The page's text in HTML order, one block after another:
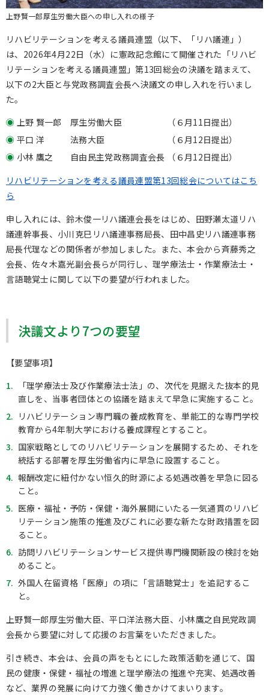
上野賢一郎厚生労働大臣への申し入れの様子
リハビリテーションを考える議員連盟（以下、「リハ議連」）
は、 2026年4月22日（水）に憲政記念館にて開催された「リハビ
リテーションを考える議員連盟」第13回総会の決議を踏まえて、
以下の2大臣と与党政務調査会長へ決議文の申し入れを行いまし
た。
上野 賢一郎 厚生労働大臣 （６月11日提出）
平口 洋 法務大臣 （６月12日提出）
小林 鷹之 自由民主党政務調査会長 （６月12日提出）
リハビリテーションを考える議員連盟第13回総会についてはこち
ら
申し入れには、鈴木俊一リハ議連会長をはじめ、田野瀬太道リハ
議連幹事長、小川克巳リハ議連事務局長、田中昌史リハ議連事務
局長代理などの関係者が参加しました。また、本会から斉藤秀之
会長、佐々木嘉光副会長らが同行し、理学療法士・作業療法士・
言語聴覚士に関して以下の要望が行われました。
決議文より7つの要望
【要望事項】
1.
「理学療法士及び作業療法士法」の、次代を見据えた抜本的見
直しを、当事者団体との協議を踏まえて早急に実施すること。
2. リハビリテーション専門職の養成教育を、単能工的な専門学校
教育から4年制大学における養成課程とすること。
3. 国家戦略としてのリハビリテーションを展開するため、それを
統括する部署を厚生労働省内に早急に設置すること。
4. 報酬改定に紐付かない恒久的財源による処遇改善を早急に図る
こと。
5. 医療・福祉・予防・保健・海外展開にいたる一気通貫のリハビ
リテーション施策の推進及びこれに必要な新たな財政措置を図
ること。
6. 訪問リハビリテーションサービス提供専門機関新設の検討を始
めること。
7. 外国人在留資格「医療」の項に「言語聴覚士」を追記するこ
と。
上野賢一郎厚生労働大臣、平口洋法務大臣、小林鷹之自民党政調
会長から要望に対して応援のお言葉をいただきました。
引き続き、本会は、会員の声をもとにした政策活動を通じて、国
民の健康・保健・福祉の増進と理学療法の推進や充実、処遇改善
など、業界の発展に向けて力強く働きかけてまいります。